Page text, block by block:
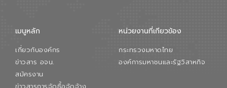
เมนูหลัก
เกี่ยวกับองค์กร
ข่าวสาร อจน.
สมัครงาน
ข่าวสารการจัดซื้อจัดจ้าง
หน่วยงานที่เกียวข้อง
กระทรวงมหาดไทย
องค์การมหาชนและรัฐวิสาหกิจ